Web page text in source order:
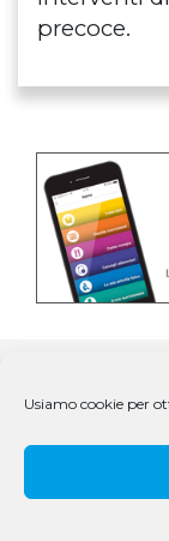
Usiamo cookie per
precoce.